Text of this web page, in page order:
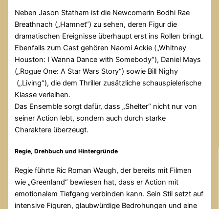
Neben Jason Statham ist die Newcomerin Bodhi Rae
Breathnach („Hamnet“) zu sehen, deren Figur die
dramatischen Ereignisse überhaupt erst ins Rollen bringt.
Ebenfalls zum Cast gehören Naomi Ackie („Whitney
Houston: I Wanna Dance with Somebody“), Daniel Mays
(„Rogue One: A Star Wars Story“) sowie Bill Nighy
(„Living“), die dem Thriller zusätzliche schauspielerische
Klasse verleihen.
Das Ensemble sorgt dafür, dass „Shelter“ nicht nur von
seiner Action lebt, sondern auch durch starke
Charaktere überzeugt.
Regie, Drehbuch und Hintergründe
Regie führte Ric Roman Waugh, der bereits mit Filmen
wie „Greenland“ bewiesen hat, dass er Action mit
emotionalem Tiefgang verbinden kann. Sein Stil setzt auf
intensive Figuren, glaubwürdige Bedrohungen und eine